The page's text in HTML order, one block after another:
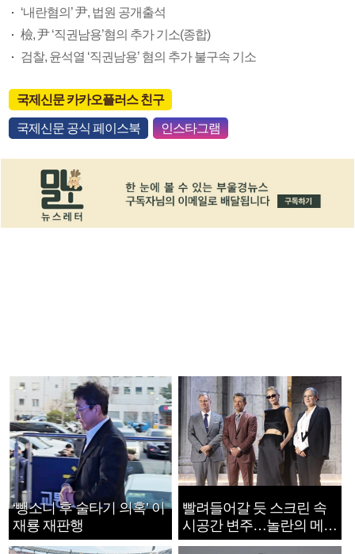
‘내란혐의’ 尹, 법원 공개출석
檢, 尹 ‘직권남용’혐의 추가 기소(종합)
검찰, 윤석열 ‘직권남용’ 혐의 추가 불구속 기소
국제신문 카카오플러스 친구
국제신문 공식 페이스북 인스타그램
‘뺑소니 후 술타기 의혹’ 이
재룡 재판행
빨려들어갈 듯 스크린 속
시공간 변주…놀란의 메시
지는 ‘전쟁 속죄’